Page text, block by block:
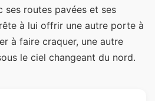
ses routes pavées et ses
à lui offrir une autre porte à
à faire craquer, une autre
le ciel changeant du nord.